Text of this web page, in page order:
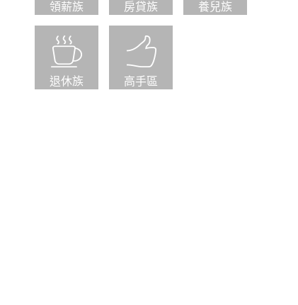
領薪族 房貸族 養兒族
退休族 高手區